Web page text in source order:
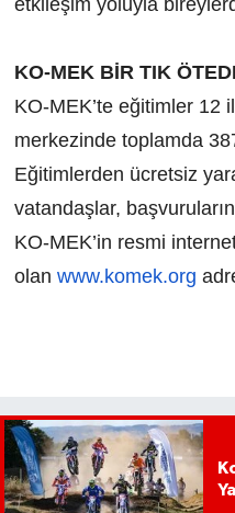
etkileşim yoluyla
KO-MEK BİR TIK
KO-MEK’te eğitimler 12
merkezinde toplamda
Eğitimlerden ücretsiz
vatandaşlar,
KO-MEK’in resmi
olan www.komek.org